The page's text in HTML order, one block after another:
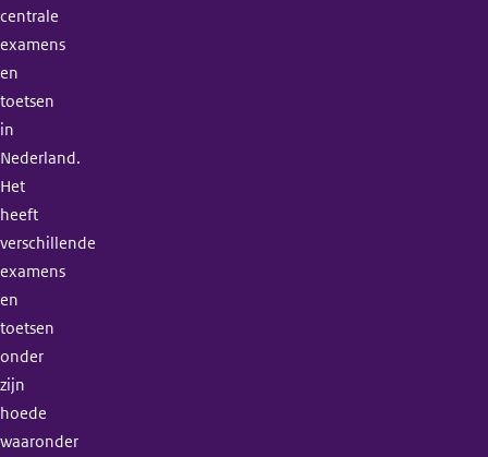
centrale
examens
en
toetsen
in
Nederland.
Het
heeft
verschillende
examens
en
toetsen
onder
zijn
hoede
waaronder